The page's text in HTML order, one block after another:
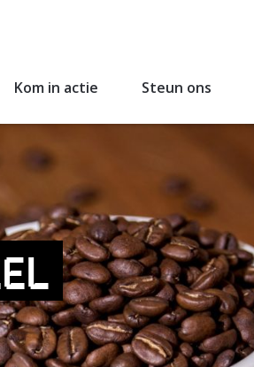
Kom in actie Steun ons